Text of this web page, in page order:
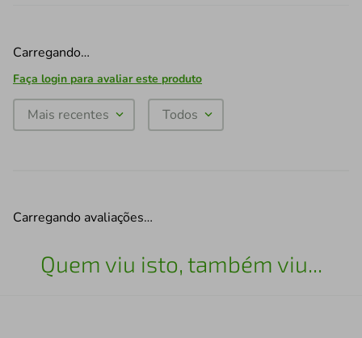
Carregando…
Faça login para avaliar este produto
Mais recentes Todos
Carregando avaliações…
Quem viu isto, também viu...